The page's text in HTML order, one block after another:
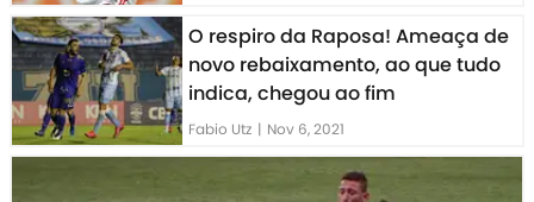
O respiro da Raposa! Ameaça de
novo rebaixamento, ao que tudo
indica, chegou ao fim
Fabio Utz | Nov 6, 2021